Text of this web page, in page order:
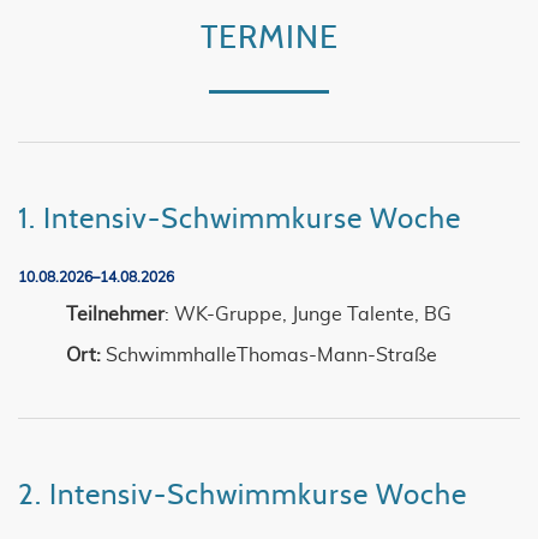
TERMINE
1. Intensiv-Schwimmkurse Woche
10.08.2026–14.08.2026
Teilnehmer: WK-Gruppe, Junge Talente, BG
Ort: SchwimmhalleThomas-Mann-Straße
2. Intensiv-Schwimmkurse Woche